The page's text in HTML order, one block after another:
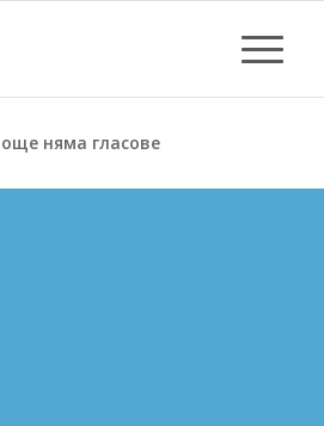
още няма гласове